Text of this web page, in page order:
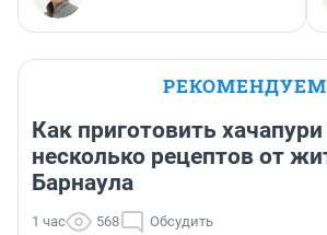
РЕКОМЕНДУЕМ
Как приготовить
несколько рецептов от
Барнаула
1 час 568 Обсудить